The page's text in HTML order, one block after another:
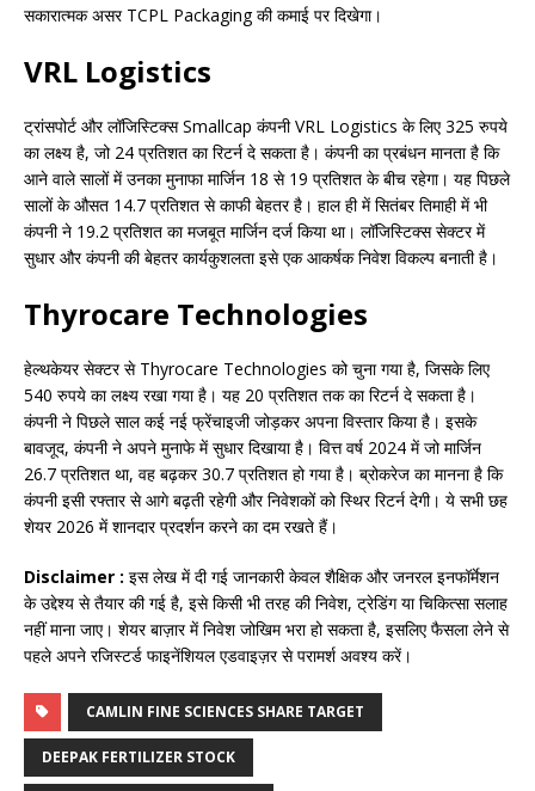
सकारात्मक असर TCPL Packaging की कमाई पर दिखेगा।
VRL Logistics
ट्रांसपोर्ट और लॉजिस्टिक्स Smallcap कंपनी VRL Logistics के लिए 325 रुपये
का लक्ष्य है, जो 24 प्रतिशत का रिटर्न दे सकता है। कंपनी का प्रबंधन मानता है कि
आने वाले सालों में उनका मुनाफा मार्जिन 18 से 19 प्रतिशत के बीच रहेगा। यह पिछले
सालों के औसत 14.7 प्रतिशत से काफी बेहतर है। हाल ही में सितंबर तिमाही में भी
कंपनी ने 19.2 प्रतिशत का मजबूत मार्जिन दर्ज किया था। लॉजिस्टिक्स सेक्टर में
सुधार और कंपनी की बेहतर कार्यकुशलता इसे एक आकर्षक निवेश विकल्प बनाती है।
Thyrocare Technologies
हेल्थकेयर सेक्टर से Thyrocare Technologies को चुना गया है, जिसके लिए
540 रुपये का लक्ष्य रखा गया है। यह 20 प्रतिशत तक का रिटर्न दे सकता है।
कंपनी ने पिछले साल कई नई फ्रेंचाइजी जोड़कर अपना विस्तार किया है। इसके
बावजूद, कंपनी ने अपने मुनाफे में सुधार दिखाया है। वित्त वर्ष 2024 में जो मार्जिन
26.7 प्रतिशत था, वह बढ़कर 30.7 प्रतिशत हो गया है। ब्रोकरेज का मानना है कि
कंपनी इसी रफ्तार से आगे बढ़ती रहेगी और निवेशकों को स्थिर रिटर्न देगी। ये सभी छह
शेयर 2026 में शानदार प्रदर्शन करने का दम रखते हैं।
Disclaimer : इस लेख में दी गई जानकारी केवल शैक्षिक और जनरल इनफॉर्मेशन
के उद्देश्य से तैयार की गई है, इसे किसी भी तरह की निवेश, ट्रेडिंग या चिकित्सा सलाह
नहीं माना जाए। शेयर बाज़ार में निवेश जोखिम भरा हो सकता है, इसलिए फैसला लेने से
पहले अपने रजिस्टर्ड फाइनेंशियल एडवाइज़र से परामर्श अवश्य करें।​
CAMLIN FINE SCIENCES SHARE TARGET
DEEPAK FERTILIZER STOCK